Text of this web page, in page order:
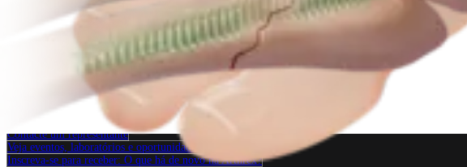
Artrodese subtalar
Como podemos ajudar?
Contacte um representante
Veja eventos, laboratórios e oportunidades educacionais
Inscreva-se para receber: O que há de novo na Arthrex?